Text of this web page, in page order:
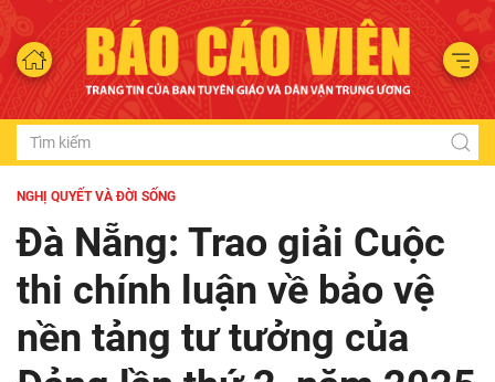
NGHỊ QUYẾT VÀ ĐỜI SỐNG
Đà Nẵng: Trao giải Cuộc
thi chính luận về bảo vệ
nền tảng tư tưởng của